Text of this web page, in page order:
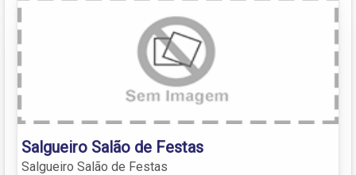
Salgueiro Salão de Festas
Salgueiro Salão de Festas